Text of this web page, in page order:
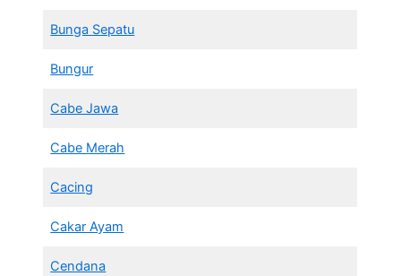
Bunga Sepatu
Bungur
Cabe Jawa
Cabe Merah
Cacing
Cakar Ayam
Cendana